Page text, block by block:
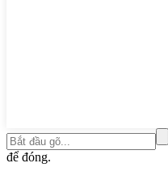
để đóng.